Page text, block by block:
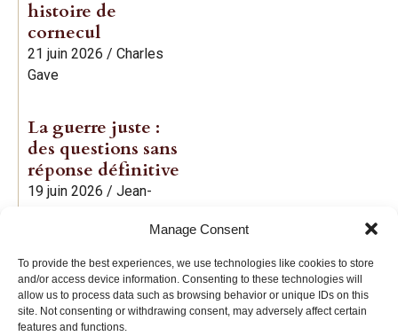
Manage Consent
To provide the best experiences, we use technologies like cookies to store
and/or access device information. Consenting to these technologies will
allow us to process data such as browsing behavior or unique IDs on this
site. Not consenting or withdrawing consent, may adversely affect certain
features and functions.
histoire de
cornecul
21 juin 2026 / Charles
Gave
La guerre juste :
des questions sans
réponse définitive
19 juin 2026 / Jean-